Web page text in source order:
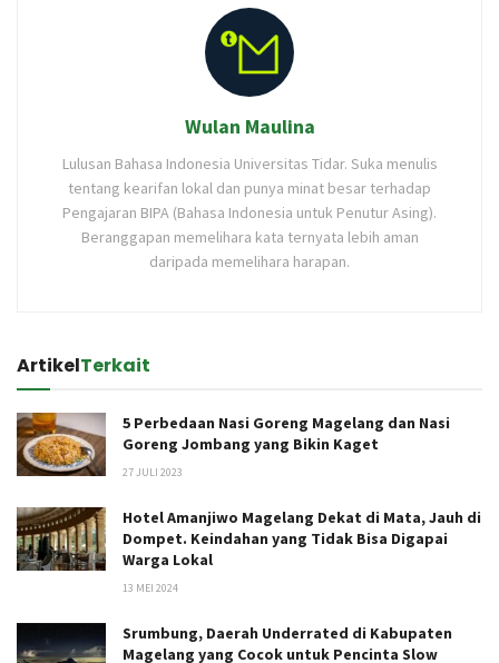
Wulan Maulina
Lulusan Bahasa Indonesia Universitas Tidar. Suka menulis
tentang kearifan lokal dan punya minat besar terhadap
Pengajaran BIPA (Bahasa Indonesia untuk Penutur Asing).
Beranggapan memelihara kata ternyata lebih aman
daripada memelihara harapan.
ArtikelTerkait
5 Perbedaan Nasi Goreng Magelang dan Nasi
Goreng Jombang yang Bikin Kaget
27 JULI 2023
Hotel Amanjiwo Magelang Dekat di Mata, Jauh di
Dompet. Keindahan yang Tidak Bisa Digapai
Warga Lokal
13 MEI 2024
Srumbung, Daerah Underrated di Kabupaten
Magelang yang Cocok untuk Pencinta Slow